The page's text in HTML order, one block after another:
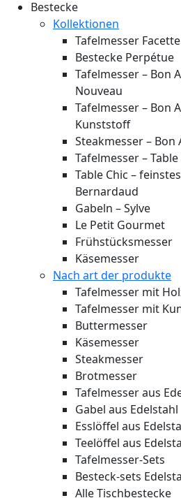
Bestecke
Kollektionen
Tafelmesser Facette
Bestecke Perpétue
Tafelmesser – Bon
Nouveau
Tafelmesser – Bon
Kunststoff
Steakmesser – Bon
Tafelmesser – Table
Table Chic –
Bernardaud
Gabeln – Sylve
Le Petit Gourmet
Frühstücksmesser
Käsemesser
Nach art der produkte
Tafelmesser mit
Tafelmesser mit
Buttermesser
Käsemesser
Steakmesser
Brotmesser
Tafelmesser aus
Gabel aus Edelstahl
Esslöffel aus
Teelöffel aus
Tafelmesser-Sets
Besteck-sets
Alle Tischbestecke